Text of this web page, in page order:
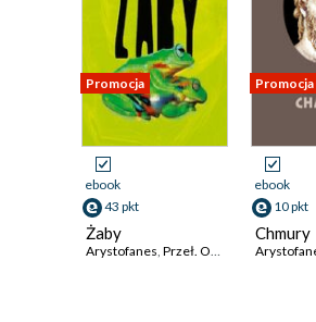
Promocja
ebook
43 pkt
Żaby
Arystofanes, Przeł. Olga Śmiechowicz
Promocja
ebook
10 pkt
Chmury